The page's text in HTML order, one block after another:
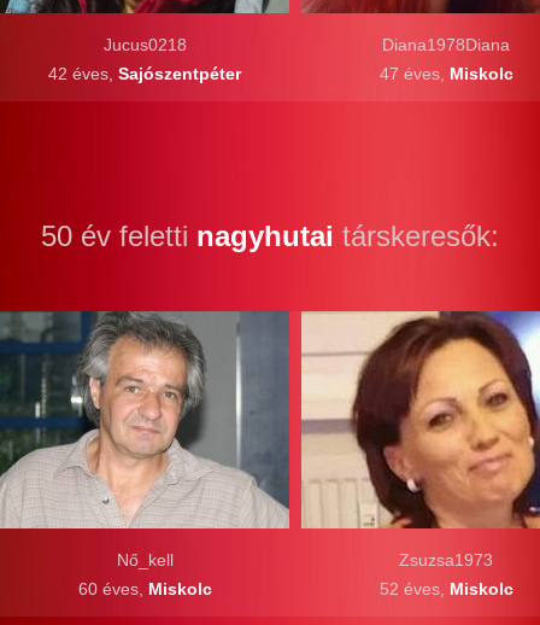
Jucus0218
42 éves, Sajószentpéter
Diana1978Diana
47 éves, Miskolc
50 év feletti nagyhutai társkeresők:
Zsuzsa1973
52 éves, Miskolc
Nő_kell
60 éves, Miskolc